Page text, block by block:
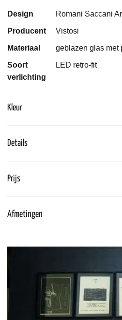
Design Romani Saccani
Producent Vistosi
Materiaal geblazen glas met
Soort
verlichting
LED retro-fit
Kleur
Details
Prijs
Afmetingen